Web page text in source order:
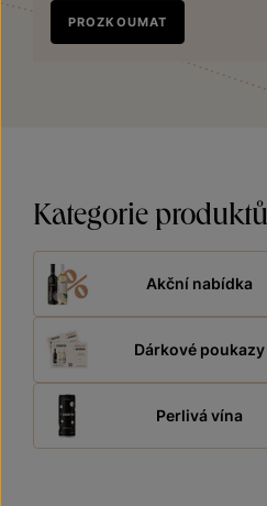
Nově
v prodeji
PROZKOUMAT
Kategorie produktů
Akční nabídka
Dárkové poukazy
Perlivá vína